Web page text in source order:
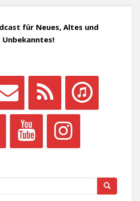
für Neues, Altes und
Unbekanntes!